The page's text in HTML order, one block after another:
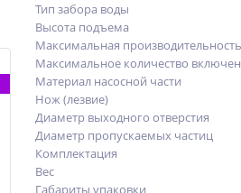
Тип забора воды
Высота подъема
Максимальная
Максимальное количество
Материал насосной части
Нож (лезвие)
Диаметр выходного отверстия
Диаметр пропускаемых частиц
Комплектация
Вес
Габариты упаковки